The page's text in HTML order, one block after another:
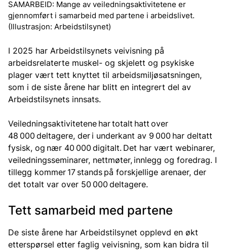
SAMARBEID: Mange av veiledningsaktivitetene er
gjennomført i samarbeid med partene i arbeidslivet.
(Illustrasjon: Arbeidstilsynet)
I 2025 har Arbeidstilsynets veivisning på
arbeidsrelaterte muskel- og skjelett og psykiske
plager vært tett knyttet til arbeidsmiljøsatsningen,
som i de siste årene har blitt en integrert del av
Arbeidstilsynets innsats.
Veiledningsaktivitetene har totalt hatt over
48 000 deltagere, der i underkant av 9 000 har deltatt
fysisk, og nær 40 000 digitalt. Det har vært webinarer,
veiledningsseminarer, nettmøter, innlegg og foredrag. I
tillegg kommer 17 stands på forskjellige arenaer, der
det totalt var over 50 000 deltagere.
Tett samarbeid med partene
De siste årene har Arbeidstilsynet opplevd en økt
etterspørsel etter faglig veivisning, som kan bidra til